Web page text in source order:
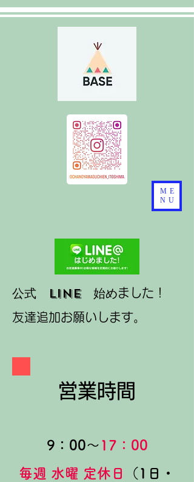
ME
NU
公式 LINE 始めました！
友達追加お願いします。
​営業時間
9：00～ 17：00
毎週 水曜 定休日
（1日・